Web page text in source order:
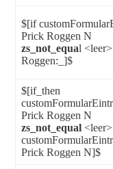
$[if
Prick Roggen N
zs_not_equal <leer>
Roggen:_]$
$[if_then
Prick Roggen N
zs_not_equal <leer>
Prick Roggen N]$